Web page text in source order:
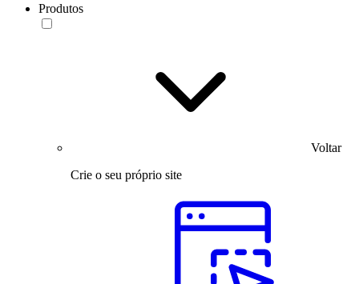
Produtos
Voltar
Crie o seu próprio site